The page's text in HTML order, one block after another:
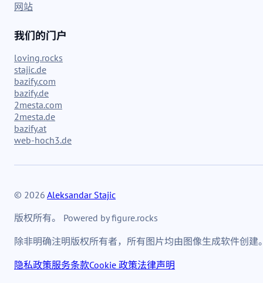
网站
我们的门户
loving.rocks
stajic.de
bazify.com
bazify.de
2mesta.com
2mesta.de
bazify.at
web-hoch3.de
© 2026 Aleksandar Stajic
版权所有。 Powered by figure.rocks
除非明确注明版权所有者，所有图片均由图像生成软件创建
隐私政策服务条款Cookie 政策法律声明